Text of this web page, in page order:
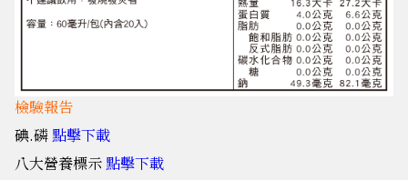
檢驗報告
碘.磷 點擊下載
八大營養標示 點擊下載